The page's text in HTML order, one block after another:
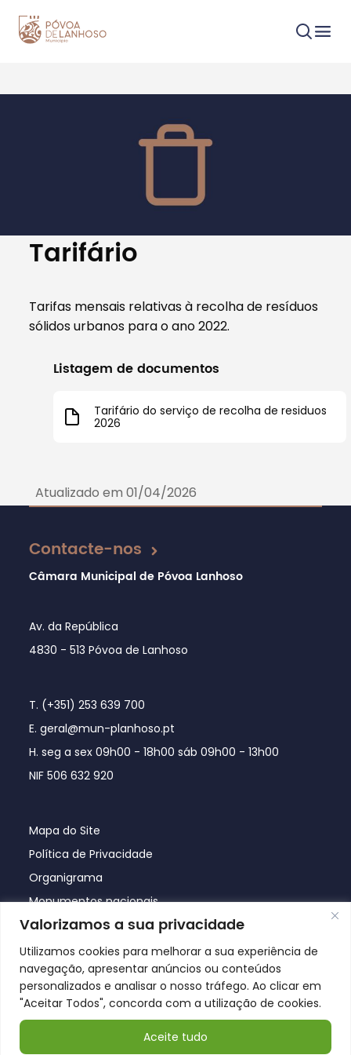
Valorizamos a sua privacidade
Utilizamos cookies para melhorar a sua experiência de
navegação, apresentar anúncios ou conteúdos
personalizados e analisar o nosso tráfego. Ao clicar em
"Aceitar Todos", concorda com a utilização de cookies.
Aceite tudo
Tipo de conteúdo
Tarifário
Tarifas mensais relativas à recolha de resíduos
sólidos urbanos para o ano 2022.
Listagem de documentos
Tarifário do serviço de recolha de residuos
2026
Atualizado em 01/04/2026
Contacte-nos
Câmara Municipal de Póvoa Lanhoso
Av. da República
4830 - 513 Póvoa de Lanhoso
T. (+351) 253 639 700
E. geral@mun-planhoso.pt
H. seg a sex 09h00 - 18h00 sáb 09h00 - 13h00
NIF 506 632 920
Mapa do Site
Política de Privacidade
Organigrama
Monumentos nacionais